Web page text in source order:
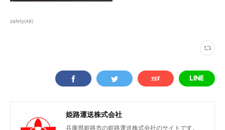
safety(48)
姫路運送株式会社
兵庫県姫路市の姫路運送株式会社のサイトです。